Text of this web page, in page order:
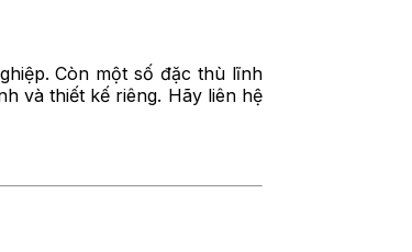
Còn một số đặc thù lĩnh
và thiết kế riêng. Hãy liên hệ